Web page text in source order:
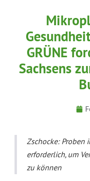
GRÜNE
Sachsens
Zschocke: Proben
erforderlich, um
zu können